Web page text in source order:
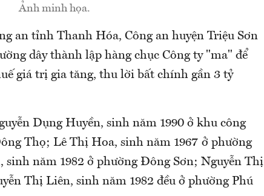
Ảnh minh họa.
an tỉnh Thanh Hóa, Công an huyện Triệu Sơn
dây thành lập hàng chục Công ty "ma" để
giá trị gia tăng, thu lời bất chính gần 3 tỷ
Dụng Huyền, sinh năm 1990 ở khu công
Thọ; Lê Thị Hoa, sinh năm 1967 ở phường
năm 1982 ở phường Đông Sơn; Nguyễn Thị
Thị Liên, sinh năm 1982 đều ở phường Phú